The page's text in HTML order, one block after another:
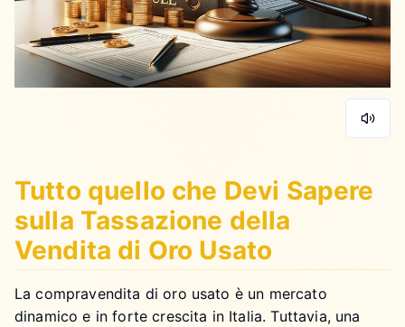
Tutto quello che Devi Sapere
sulla Tassazione della
Vendita di Oro Usato
La compravendita di oro usato è un mercato
dinamico e in forte crescita in Italia. Tuttavia, una